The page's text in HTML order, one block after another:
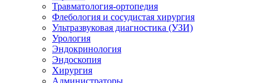
Травматология-ортопедия
Флебология и сосудистая хирургия
Ультразвуковая диагностика (УЗИ)
Урология
Эндокринология
Эндоскопия
Хирургия
Администраторы